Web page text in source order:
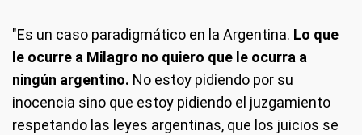
"Es un caso paradigmático en la Argentina. Lo que
le ocurre a Milagro no quiero que le ocurra a
ningún argentino. No estoy pidiendo por su
inocencia sino que estoy pidiendo el juzgamiento
respetando las leyes argentinas, que los juicios se